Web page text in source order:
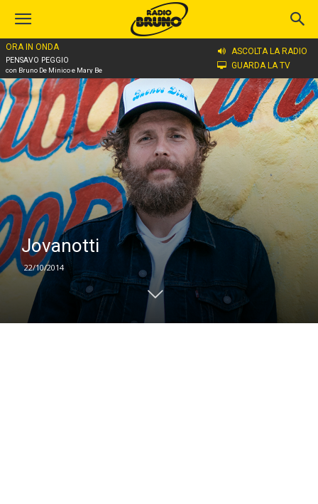
ORA IN ONDA
PENSAVO PEGGIO
con Bruno De Minico e Mary Be
ASCOLTA LA RADIO
GUARDA LA TV
Home
Jovanotti
22/10/2014